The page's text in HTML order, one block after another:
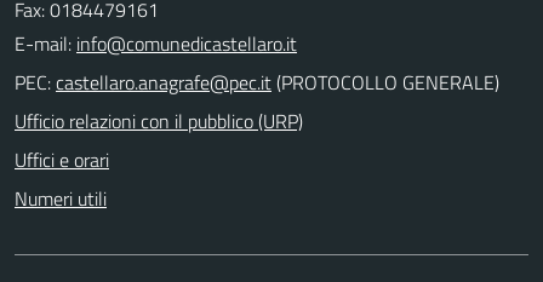
Fax: 0184479161
E-mail:
PEC:
(PROTOCOLLO GENERALE)
Ufficio relazioni con il pubblico (URP)
Uffici e orari
Numeri utili